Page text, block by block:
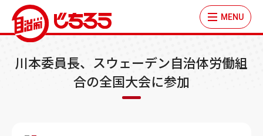
MENU
川本委員長、スウェーデン自治体労働組
合の全国大会に参加